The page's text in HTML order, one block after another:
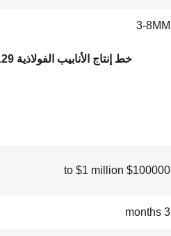
3-8MM
خط إنتاج الأنابيب الفولاذية 129 مم
$100000 to $1 million
3 months